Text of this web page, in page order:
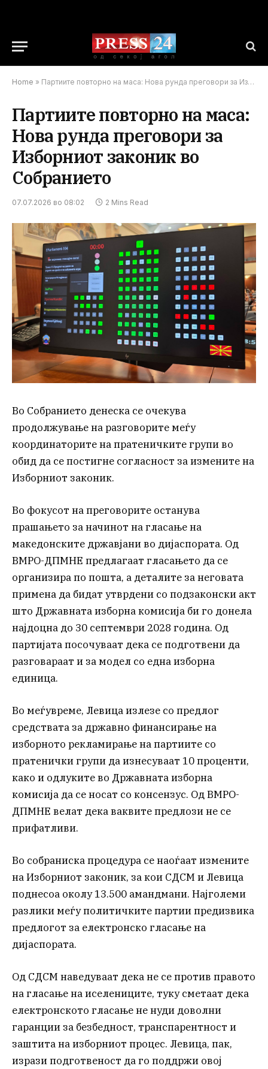
Home » Партиите повторно на маса: Нова рунда преговори за Изборниот законик во Собранието
Партиите повторно на маса:
Нова рунда преговори за
Изборниот законик во
Собранието
07.07.2026 во 08:02 2 Mins Read
Во Собранието денеска се очекува
продолжување на разговорите меѓу
координаторите на пратеничките групи во
обид да се постигне согласност за измените на
Изборниот законик.
Во фокусот на преговорите останува
прашањето за начинот на гласање на
македонските државјани во дијаспората. Од
ВМРО-ДПМНЕ предлагаат гласањето да се
организира по пошта, а деталите за неговата
примена да бидат утврдени со подзаконски акт
што Државната изборна комисија би го донела
најдоцна до 30 септември 2028 година. Од
партијата посочуваат дека се подготвени да
разговараат и за модел со една изборна
единица.
Во меѓувреме, Левица излезе со предлог
средствата за државно финансирање на
изборното рекламирање на партиите со
пратенички групи да изнесуваат 10 проценти,
како и одлуките во Државната изборна
комисија да се носат со консензус. Од ВМРО-
ДПМНЕ велат дека ваквите предлози не се
прифатливи.
Во собраниска процедура се наоѓаат измените
на Изборниот законик, за кои СДСМ и Левица
поднесоа околу 13.500 амандмани. Најголеми
разлики меѓу политичките партии предизвика
предлогот за електронско гласање на
дијаспората.
Од СДСМ наведуваат дека не се против правото
на гласање на иселениците, туку сметаат дека
електронското гласање не нуди доволни
гаранции за безбедност, транспарентност и
заштита на изборниот процес. Левица, пак,
изрази подготвеност да го поддржи овој